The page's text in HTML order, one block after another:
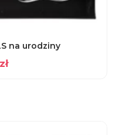
na urodziny
zł